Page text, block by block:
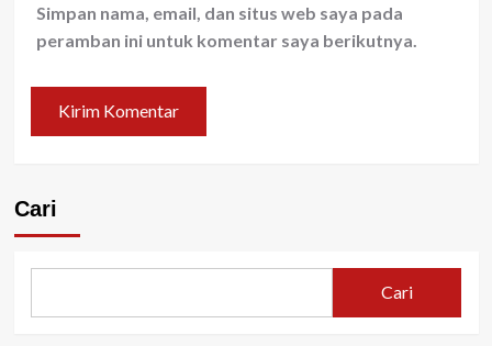
Simpan nama, email, dan situs web saya pada
peramban ini untuk komentar saya berikutnya.
Cari
Cari